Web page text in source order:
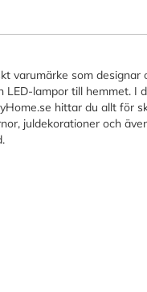
varumärke som designar
LED-lampor till hemmet. I
hittar du allt för
juldekorationer och